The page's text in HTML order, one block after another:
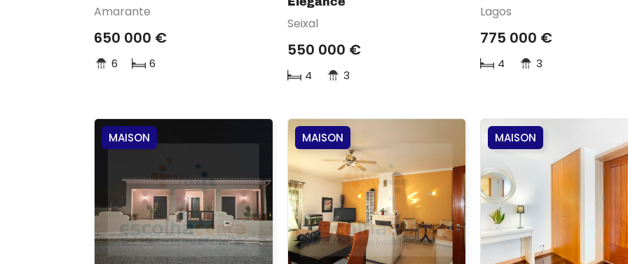
Amarante
650 000 €
6 6
Seixal
550 000 €
4 3
Lagos
775 000 €
4 3
MAISON MAISON MAISON